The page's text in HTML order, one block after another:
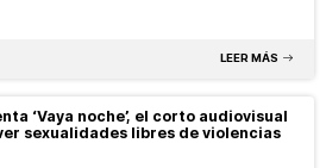
LEER MÁS
‘Vaya noche’, el corto audiovisual
sexualidades libres de violencias